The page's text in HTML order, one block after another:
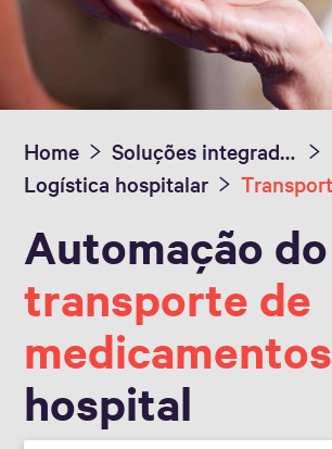
Home
Soluções integradas
Logística hospitalar
Automação do
transporte de
medicamentos
hospital